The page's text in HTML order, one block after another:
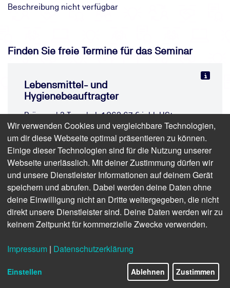
Beschreibung nicht verfügbar
Finden Sie freie Termine für das Seminar
Lebensmittel- und
Hygienebeauftragter
Präsenz | 3 Tage | ab 1.062,67 € inkl. USt.
(893,00 € zzgl. USt.)
Wir verwenden Cookies und vergleichbare Technologien,
um dir diese Webseite optimal präsentieren zu können.
Einige dieser Technologien sind für die Nutzung unserer
Webseite unerlässlich. Mit deiner Zustimmung dürfen wir
und unsere Dienstleister Informationen auf deinem Gerät
speichern und abrufen. Dabei werden deine Daten ohne
deine Einwilligung nicht an Dritte weitergegeben, die nicht
direkt unsere Dienstleister sind. Deine Daten werden wir zu
keinem Zeitpunkt für kommerzielle Zwecke verwenden.
Impressum | Datenschutzerklärung
Einstellen Ablehnen Zustimmen